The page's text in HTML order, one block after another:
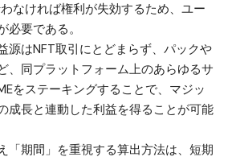
なければ権利が失効するため、ユー
要である。
源はNFT取引にとどまらず、パックや
、同プラットフォーム上のあらゆるサ
をステーキングすることで、マジッ
成長と連動した利益を得ることが可能
「期間」を重視する算出方法は、短期